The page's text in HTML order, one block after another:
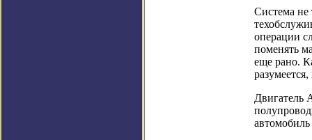
Система не
операции
поменять
еще рано.
Двигатель
автомобиль